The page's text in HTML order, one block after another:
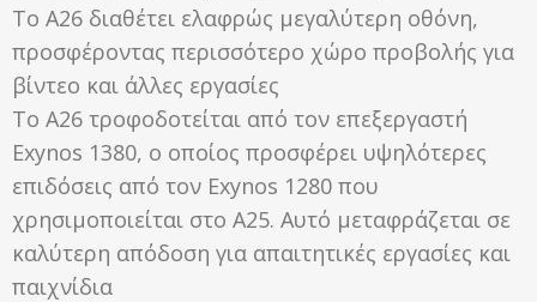
Το A26 διαθέτει ελαφρώς μεγαλύτερη οθόνη,
προσφέροντας περισσότερο χώρο προβολής για
βίντεο και άλλες εργασίες
Το A26 τροφοδοτείται από τον επεξεργαστή
Exynos 1380, ο οποίος προσφέρει υψηλότερες
επιδόσεις από τον Exynos 1280 που
χρησιμοποιείται στο A25. Αυτό μεταφράζεται σε
καλύτερη απόδοση για απαιτητικές εργασίες και
παιχνίδια